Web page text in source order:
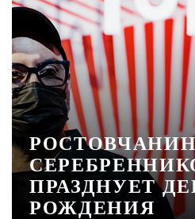
ПРАЗДНУЕТ
РОЖДЕНИЯ